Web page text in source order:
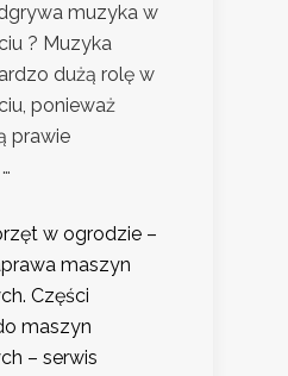
muzyka w
? Muzyka
dużą rolę w
ponieważ
prawie
w ogrodzie –
maszyn
Części
maszyn
– serwis